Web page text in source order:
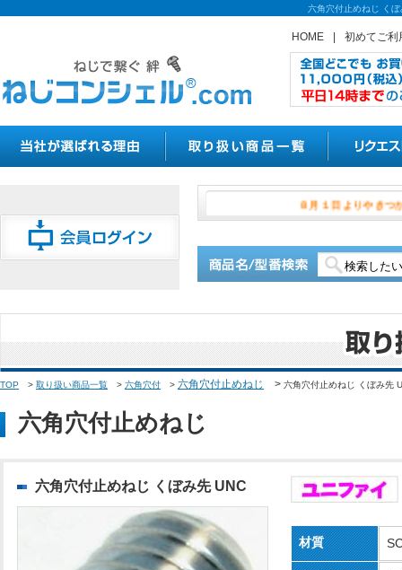
六角穴付止めねじ く
HOME 初めてご利
８月１日よ
TOP > 取り扱い商品一覧 > 六角穴付 > 六角穴付止めねじ > 六角穴付止めねじ くぼみ先
六角穴付止めねじ
六角穴付止めねじ くぼみ先 UNC
材質